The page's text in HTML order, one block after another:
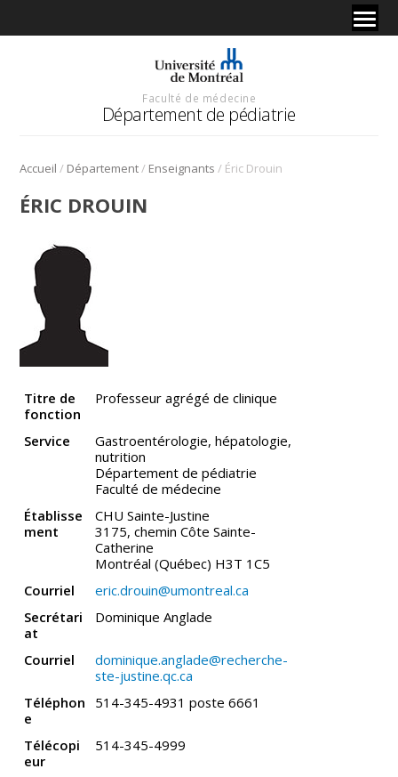
Faculté de médecine
Département de pédiatrie
Accueil / Département/ Enseignants / Éric Drouin
ÉRIC DROUIN
Titre de
fonction
Professeur agrégé de clinique
Service
Gastroentérologie, hépatologie,
nutrition
Département de pédiatrie
Faculté de médecine
Établisse
ment
CHU Sainte-Justine
3175, chemin Côte Sainte-
Catherine
Montréal (Québec) H3T 1C5
Courriel
eric.drouin@umontreal.ca
Secrétari
at
Dominique Anglade
Courriel
dominique.anglade@recherche-
ste-justine.qc.ca
Téléphon
e
514-345-4931 poste 6661
Télécopi
eur
514-345-4999